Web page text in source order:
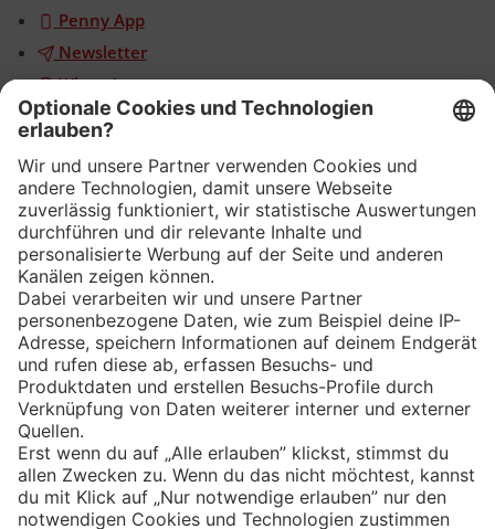
Penny App
Newsletter
WhatsApp
App
Eishockey